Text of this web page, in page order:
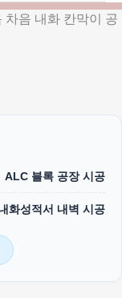
음 내화 칸막이 공
ALC 블록 공장 시공
화성적서 내벽 시공